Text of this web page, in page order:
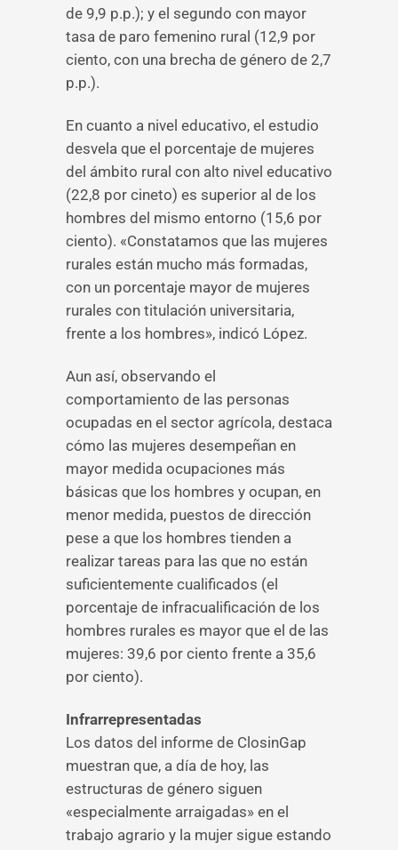
de 9,9 p.p.); y el segundo con mayor
tasa de paro femenino rural (12,9 por
ciento, con una brecha de género de 2,7
p.p.).
En cuanto a nivel educativo, el estudio
desvela que el porcentaje de mujeres
del ámbito rural con alto nivel educativo
(22,8 por cineto) es superior al de los
hombres del mismo entorno (15,6 por
ciento). «Constatamos que las mujeres
rurales están mucho más formadas,
con un porcentaje mayor de mujeres
rurales con titulación universitaria,
frente a los hombres», indicó López.
Aun así, observando el
comportamiento de las personas
ocupadas en el sector agrícola, destaca
cómo las mujeres desempeñan en
mayor medida ocupaciones más
básicas que los hombres y ocupan, en
menor medida, puestos de dirección
pese a que los hombres tienden a
realizar tareas para las que no están
suficientemente cualificados (el
porcentaje de infracualificación de los
hombres rurales es mayor que el de las
mujeres: 39,6 por ciento frente a 35,6
por ciento).
Infrarrepresentadas
Los datos del informe de ClosinGap
muestran que, a día de hoy, las
estructuras de género siguen
«especialmente arraigadas» en el
trabajo agrario y la mujer sigue estando